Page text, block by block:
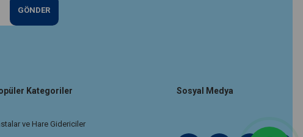
GÖNDER
Kategoriler
ve Hare Gidericiler
Sosyal Medya